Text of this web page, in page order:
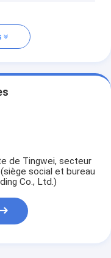
de Tingwei, secteur
social et bureau
Co., Ltd.)